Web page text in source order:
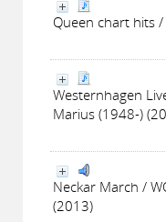
Queen chart hits
Westernhagen
Marius (1948-)
Neckar March /
(2013)